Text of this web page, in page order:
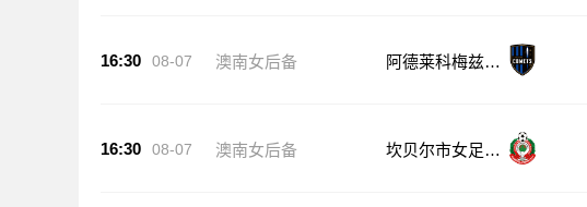
16:30 08-07 澳南女后备
阿德莱科梅兹女
16:30 08-07 澳南女后备
坎贝尔市女足后